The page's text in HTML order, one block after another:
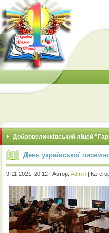
Добровеличківський ліцей
День української
9-11-2021, 20:12 | Автор: Admin |